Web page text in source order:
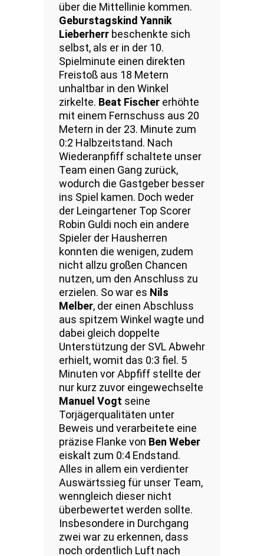
über die Mittellinie kommen.
Geburstagskind Yannik
Lieberherr beschenkte sich
selbst, als er in der 10.
Spielminute einen direkten
Freistoß aus 18 Metern
unhaltbar in den Winkel
zirkelte. Beat Fischer erhöhte
mit einem Fernschuss aus 20
Metern in der 23. Minute zum
0:2 Halbzeitstand. Nach
Wiederanpfiff schaltete unser
Team einen Gang zurück,
wodurch die Gastgeber besser
ins Spiel kamen. Doch weder
der Leingartener Top Scorer
Robin Guldi noch ein andere
Spieler der Hausherren
konnten die wenigen, zudem
nicht allzu großen Chancen
nutzen, um den Anschluss zu
erzielen. So war es Nils
Melber, der einen Abschluss
aus spitzem Winkel wagte und
dabei gleich doppelte
Unterstützung der SVL Abwehr
erhielt, womit das 0:3 fiel. 5
Minuten vor Abpfiff stellte der
nur kurz zuvor eingewechselte
Manuel Vogt seine
Torjägerqualitäten unter
Beweis und verarbeitete eine
präzise Flanke von Ben Weber
eiskalt zum 0:4 Endstand.
Alles in allem ein verdienter
Auswärtssieg für unser Team,
wenngleich dieser nicht
überbewertet werden sollte.
Insbesondere in Durchgang
zwei war zu erkennen, dass
noch ordentlich Luft nach